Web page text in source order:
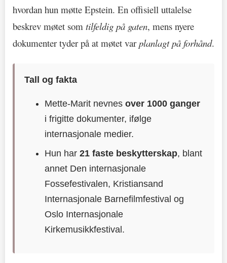
hvordan hun møtte Epstein. En offisiell uttalelse
beskrev møtet som tilfeldig på gaten, mens nyere
dokumenter tyder på at møtet varplanlagt på forhånd.
Tall og fakta
Mette-Marit nevnesover 1000 ganger
i frigitte dokumenter, ifølge
internasjonale medier.
Hun har21 faste beskytterskap, blant
annet Den internasjonale
Fossefestivalen, Kristiansand
Internasjonale Barnefilmfestival og
Oslo Internasjonale
Kirkemusikkfestival.